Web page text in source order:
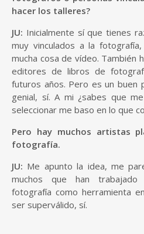
hacer los talleres?
JU: Inicialmente sí que tienes
muy vinculados a la
mucha cosa de vídeo. También
editores de libros de
futuros años. Pero es un buen
genial, sí. A mi ¿sabes que
seleccionar me baso en lo que
Pero hay muchos artistas
fotografía.
JU: Me apunto la idea, me
muchos que han trabajado
fotografía como herramienta
ser superválido, sí.